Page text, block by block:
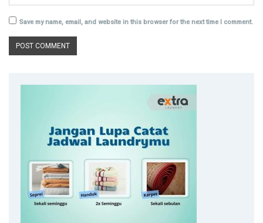
Save my name, email, and website in this browser for the next time I comment.